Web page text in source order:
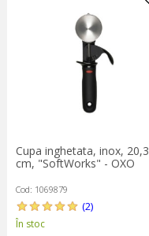
Cupa inghetata, inox, 20,3
cm, "SoftWorks" - OXO
Cod: 1069879
(2)
În stoc